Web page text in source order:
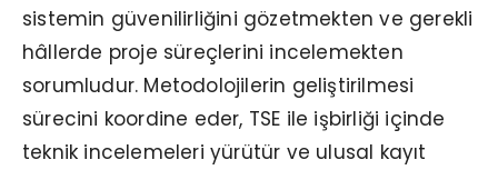
sistemin güvenilirliğini gözetmekten ve gerekli
hâllerde proje süreçlerini incelemekten
sorumludur. Metodolojilerin geliştirilmesi
sürecini koordine eder, TSE ile işbirliği içinde
teknik incelemeleri yürütür ve ulusal kayıt